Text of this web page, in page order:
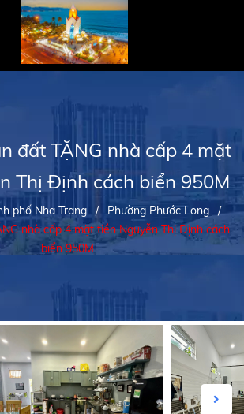
đất TẶNG nhà cấp 4 mặt
Thị Định cách biển 950M
phố Nha Trang / Phường Phước Long
/
nhà cấp 4 mặt tiền Nguyễn Thị Định cách
biển 950M